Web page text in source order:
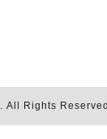
. All Rights